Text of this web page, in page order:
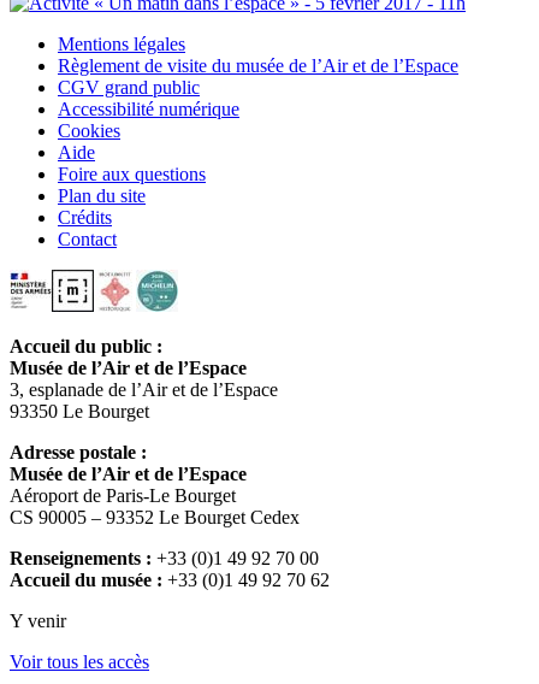
Mentions légales
Règlement de visite du musée de l’Air et de l’Espace
CGV grand public
Accessibilité numérique
Cookies
Aide
Foire aux questions
Plan du site
Crédits
Contact
Accueil du public :
Musée de l’Air et de l’Espace
3, esplanade de l’Air et de l’Espace
93350 Le Bourget
Adresse postale :
Musée de l’Air et de l’Espace
Aéroport de Paris-Le Bourget
CS 90005 – 93352 Le Bourget Cedex
Renseignements : +33 (0)1 49 92 70 00
Accueil du musée : +33 (0)1 49 92 70 62
Y venir
Voir tous les accès